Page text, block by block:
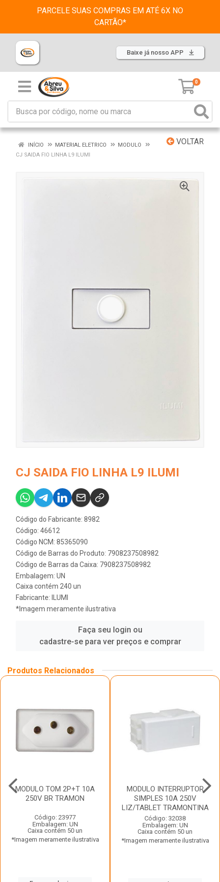
PARCELE SUAS COMPRAS EM ATÉ 6X NO
CARTÃO*
Baixe já nosso APP
0
VOLTAR
INÍCIO MATERIAL ELETRICO
MODULO
CJ SAIDA FIO LINHA L9 ILUMI
CJ SAIDA FIO LINHA L9 ILUMI
Código do Fabricante: 8982
Código: 46612
Código NCM: 85365090
Código de Barras do Produto: 7908237508982
Código de Barras da Caixa: 7908237508982
Embalagem: UN
Caixa contém 240 un
Fabricante:
ILUMI
*Imagem meramente ilustrativa
Faça seu login ou
cadastre-se para ver preços e comprar
Produtos Relacionados
MODULO TOM 2P+T 10A
250V BR TRAMON
Código: 23977
Embalagem: UN
Caixa contém 50 un
*Imagem meramente ilustrativa
MODULO INTERRUPTOR
SIMPLES 10A 250V
LIZ/TABLET TRAMONTINA
Código: 32038
Embalagem: UN
Caixa contém 50 un
*Imagem meramente ilustrativa